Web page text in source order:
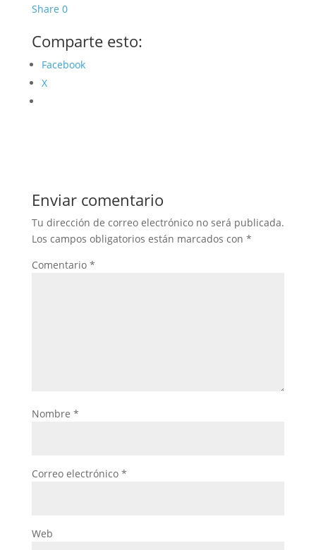
Share 0
Comparte esto:
Facebook
X
Enviar comentario
Tu dirección de correo electrónico no será publicada.
Los campos obligatorios están marcados con *
Comentario *
Nombre *
Correo electrónico *
Web